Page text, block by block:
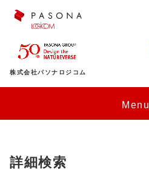
株式会社パソナロジコム
Menu
仕事をお探しの方
詳細検索